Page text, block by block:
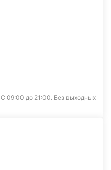
С 09:00 до 21:00. Без выходных